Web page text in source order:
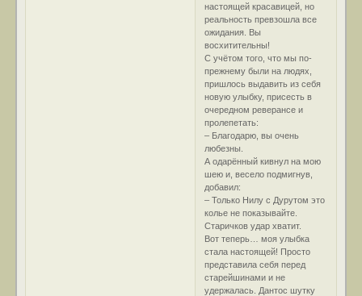
настоящей красавицей, но
реальность превзошла все
ожидания. Вы
восхитительны!
С учётом того, что мы по-
прежнему были на людях,
пришлось выдавить из себя
новую улыбку, присесть в
очередном реверансе и
пролепетать:
– Благодарю, вы очень
любезны.
А одарённый кивнул на мою
шею и, весело подмигнув,
добавил:
– Только Нилу с Дурутом это
колье не показывайте.
Старичков удар хватит.
Вот теперь… моя улыбка
стала настоящей! Просто
представила себя перед
старейшинами и не
удержалась. Дантос шутку